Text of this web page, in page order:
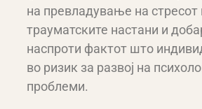
на превладување на стресот
трауматските настани и
наспроти фактот што
во ризик за развој на
проблеми.